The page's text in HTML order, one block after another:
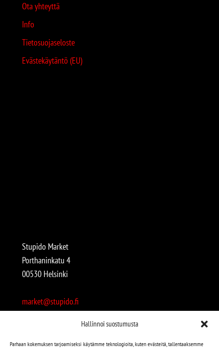
Hallinnoi suostumusta
Parhaan kokemuksen tarjoamiseksi käytämme teknologioita, kuten evästeitä, tallentaaksemme
Ota yhteyttä
Info
Tietosuojaseloste
Evästekäytäntö (EU)
Stupido Market
Porthaninkatu 4
00530 Helsinki
market@stupido.fi
Avoinna: